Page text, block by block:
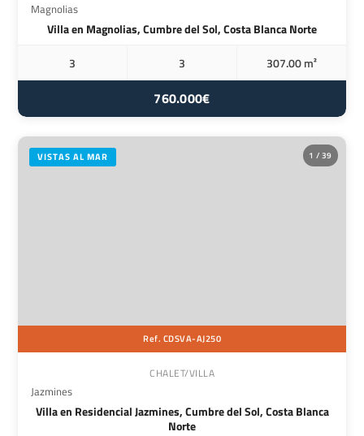
Magnolias
Villa en Magnolias, Cumbre del Sol, Costa Blanca Norte
3
3 307.00 m²
760.000€
1 / 39
VISTAS AL MAR
Ref. CDSVA-AJ250
CHALET/VILLA
Jazmines
Villa en Residencial Jazmines, Cumbre del Sol, Costa Blanca
Norte